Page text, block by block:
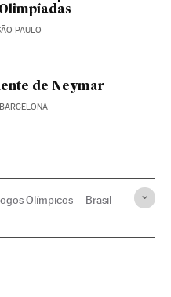
PAULO
de Neymar
Olímpicos Brasil